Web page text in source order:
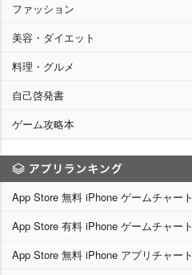
ファッション
美容・ダイエット
料理・グルメ
自己啓発書
ゲーム攻略本
App Store 無料 iPhone ゲームチャート
App Store 有料 iPhone ゲームチャート
App Store 無料 iPhone アプリチャート